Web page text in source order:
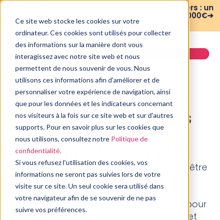
Ce site web stocke les cookies sur votre
ordinateur. Ces cookies sont utilisés pour collecter
des informations sur la manière dont vous
interagissez avec notre site web et nous
permettent de nous souvenir de vous. Nous
utilisons ces informations afin d'améliorer et de
personnaliser votre expérience de navigation, ainsi
que pour les données et les indicateurs concernant
nos visiteurs à la fois sur ce site web et sur d'autres
supports. Pour en savoir plus sur les cookies que
nous utilisons, consultez notre Politique de
confidentialité.
Si vous refusez l'utilisation des cookies, vos
informations ne seront pas suivies lors de votre
visite sur ce site. Un seul cookie sera utilisé dans
votre navigateur afin de se souvenir de ne pas
suivre vos préférences.
WEBINAIRE : Risques psychosociaux et managers : un
plan de formation sur 3 mois pour moins de 3 000€➔
voir le replay
Demander une démo
Pilotez la QVCT et le
management de vos
équipes avec un
diagnostic complet
Optimisez la performance RH et le bien-être
au travail avec notre outil QVCT &
Management.
Un diagnostic complet et personnalisé pour
piloter la santé mentale, les soft skills et